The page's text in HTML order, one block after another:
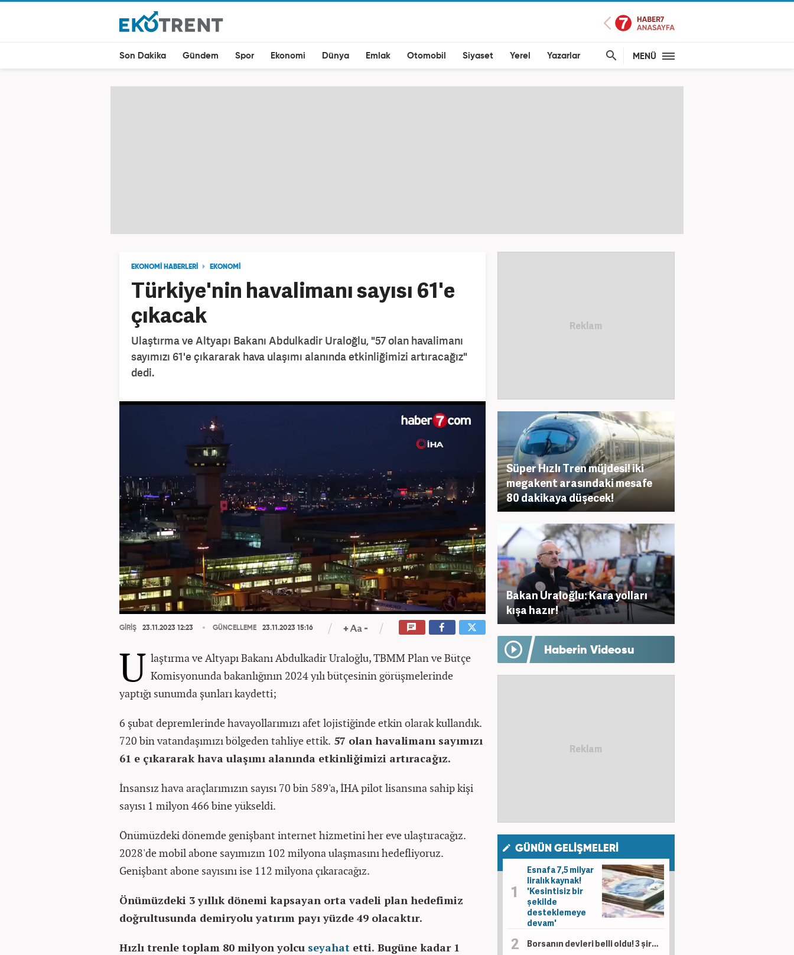
Son Dakika Gündem Spor Ekonomi Dünya Emlak Otomobil Siyaset Yerel Yazarlar MENÜ
EKONOMİ HABERLERİ EKONOMİ
Türkiye'nin havalimanı sayısı 61'e
çıkacak
Ulaştırma ve Altyapı Bakanı Abdulkadir Uraloğlu, "57 olan havalimanı
sayımızı 61'e çıkararak hava ulaşımı alanında etkinliğimizi artıracağız"
dedi.
GİRİŞ 23.11.2023 12:23 GÜNCELLEME 23.11.2023 15:16
U laştırma ve Altyapı Bakanı Abdulkadir Uraloğlu, TBMM Plan ve Bütçe
Komisyonunda bakanlığının 2024 yılı bütçesinin görüşmelerinde
yaptığı sunumda şunları kaydetti;
6 şubat depremlerinde havayollarımızı afet lojistiğinde etkin olarak kullandık.
720 bin vatandaşımızı bölgeden tahliye ettik. 57 olan havalimanı sayımızı
61 e çıkararak hava ulaşımı alanında etkinliğimizi artıracağız.
İnsansız hava araçlarımızın sayısı 70 bin 589'a, İHA pilot lisansına sahip kişi
sayısı 1 milyon 466 bine yükseldi.
Önümüzdeki dönemde genişbant internet hizmetini her eve ulaştıracağız.
2028'de mobil abone sayımızın 102 milyona ulaşmasını hedefliyoruz.
Genişbant abone sayısını ise 112 milyona çıkaracağız.
Önümüzdeki 3 yıllık dönemi kapsayan orta vadeli plan hedefimiz
doğrultusunda demiryolu yatırım payı yüzde 49 olacaktır.
Hızlı trenle toplam 80 milyon yolcu seyahat etti. Bugüne kadar 1
Süper Hızlı Tren müjdesi! iki
megakent arasındaki mesafe
80 dakikaya düşecek!
Bakan Uraloğlu: Kara yolları
kışa hazır!
Haberin Videosu
GÜNÜN GELİŞMELERİ
Esnafa 7,5 milyar
liralık kaynak!
'Kesintisiz bir
şekilde
desteklemeye
devam'
Borsanın devleri belli oldu! 3 şirketin piyasa değeri 1 trilyon lirayı aştı